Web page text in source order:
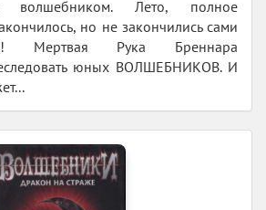
волшебником. Лето, полное
но не закончились сами
Мертвая Рука Бреннара
юных ВОЛШЕБНИКОВ. И